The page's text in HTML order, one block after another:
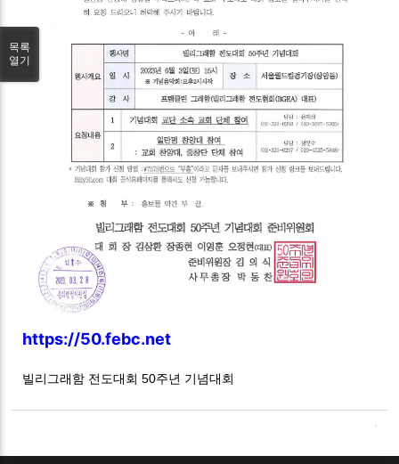
https://50.febc.net
빌리그래함 전도대회 50주년 기념대회
목록
열기